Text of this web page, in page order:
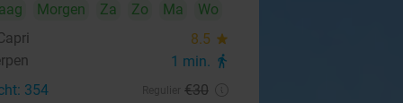
Morgen Za Zo Ma
Wo
8.5 star
1 min. directions_walk
354 €30